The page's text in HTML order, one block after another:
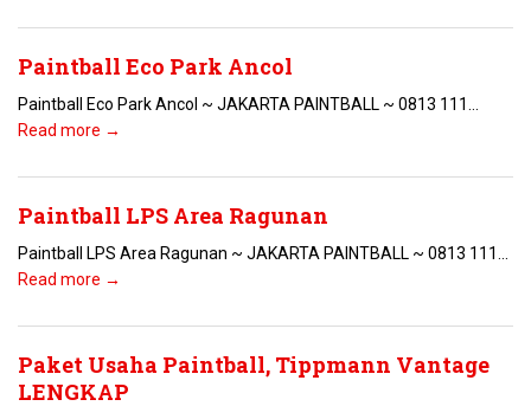
Paintball Eco Park Ancol
Paintball Eco Park Ancol ~ JAKARTA PAINTBALL ~ 0813 111...
Read more →
Paintball LPS Area Ragunan
Paintball LPS Area Ragunan ~ JAKARTA PAINTBALL ~ 0813 111...
Read more →
Paket Usaha Paintball, Tippmann Vantage
LENGKAP